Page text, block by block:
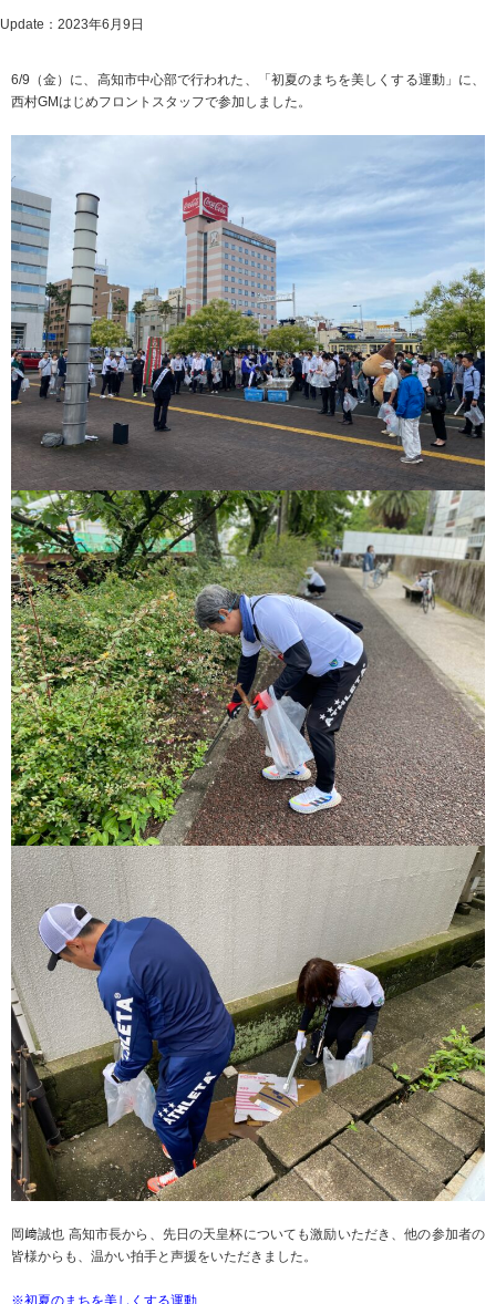
Update：2023年6月9日
6/9（金）に、高知市中心部で行われた、「初夏のまちを美しくする運動」に、
西村GMはじめフロントスタッフで参加しました。
岡﨑誠也 高知市長から、先日の天皇杯についても激励いただき、他の参加者の
皆様からも、温かい拍手と声援をいただきました。
※初夏のまちを美しくする運動